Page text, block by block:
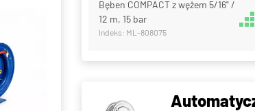
Bęben COMPACT z wężem 5/16" /
12 m, 15 bar
Indeks: ML-808075